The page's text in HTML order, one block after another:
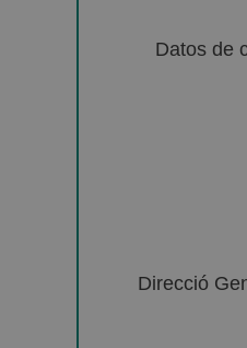
Datos de
Direcció